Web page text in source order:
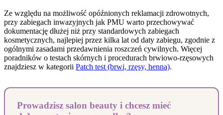
Ze względu na możliwość opóźnionych reklamacji zdrowotnych,
przy zabiegach inwazyjnych jak PMU warto przechowywać
dokumentację dłużej niż przy standardowych zabiegach
kosmetycznych, najlepiej przez kilka lat od daty zabiegu, zgodnie z
ogólnymi zasadami przedawnienia roszczeń cywilnych. Więcej
poradników o testach skórnych i procedurach brwiowo-rzęsowych
znajdziesz w kategorii Patch test (brwi, rzęsy, henna).
Prowadzisz salon beauty i chcesz mieć